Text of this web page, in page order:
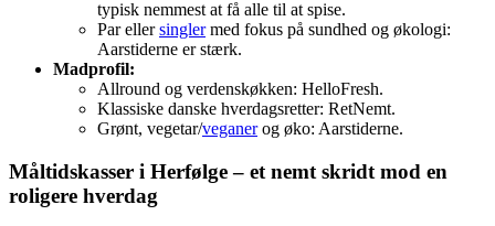
typisk nemmest at få alle til at spise.
Par ellersinglermed fokus på sundhed og økologi:
Aarstiderne er stærk.
Madprofil:
Allround og verdenskøkken: HelloFresh.
Klassiske danske hverdagsretter: RetNemt.
Grønt, vegetar/veganerog øko: Aarstiderne.
Måltidskasser i Herfølge – et nemt skridt mod en
roligere hverdag